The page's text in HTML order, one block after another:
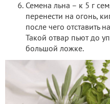
Семена льна – к 5 г
перенести на огонь,
после чего отставить
Такой отвар пьют до
большой ложке.